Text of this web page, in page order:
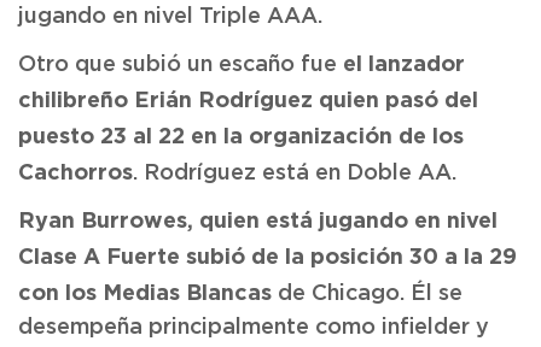
jugando en nivel Triple AAA.
Otro que subió un escaño fue el lanzador
chilibreño Erián Rodríguez quien pasó del
puesto 23 al 22 en la organización de los
Cachorros. Rodríguez está en Doble AA.
Ryan Burrowes, quien está jugando en nivel
Clase A Fuerte subió de la posición 30 a la 29
con los Medias Blancas de Chicago. Él se
desempeña principalmente como infielder y